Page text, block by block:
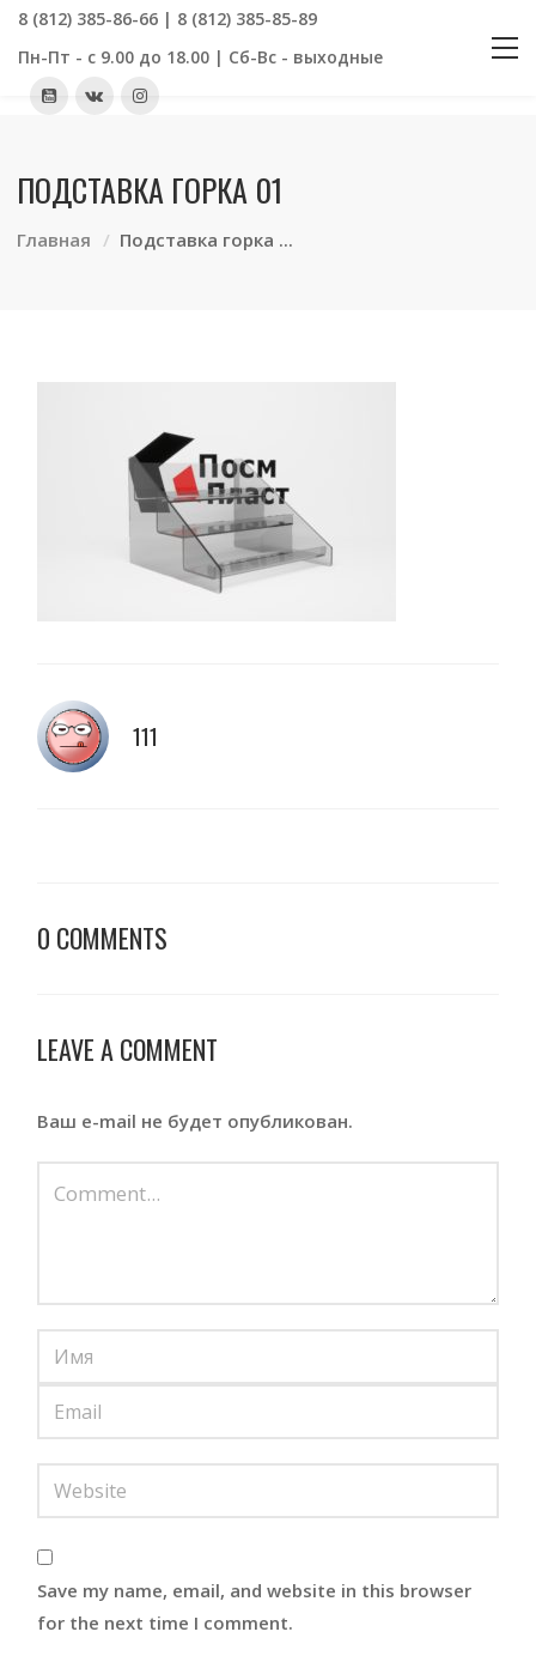
8 (812) 385-86-66 | 8 (812) 385-85-89
Пн-Пт - с 9.00 до 18.00 | Сб-Вс - выходные
ПОДСТАВКА ГОРКА 01
Главная Подставка горка ...
111
0 COMMENTS
LEAVE A COMMENT
Ваш e-mail не будет опубликован.
Save my name, email, and website in this browser
for the next time I comment.